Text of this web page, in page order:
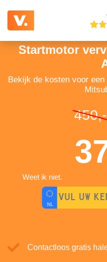
Startmotor
Bekijk de kosten voor
450,-
Weet ik niet.
Contactloos gratis